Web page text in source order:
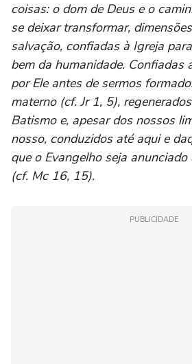
coisas: o dom de Deus e o
se deixar transformar,
salvação, confiadas à Igreja
bem da humanidade. Confiadas
por Ele antes de sermos
materno (cf. Jr 1, 5),
Batismo e, apesar dos nossos
nosso, conduzidos até aqui e
que o Evangelho seja
(cf. Mc 16, 15).
PUBLICIDADE